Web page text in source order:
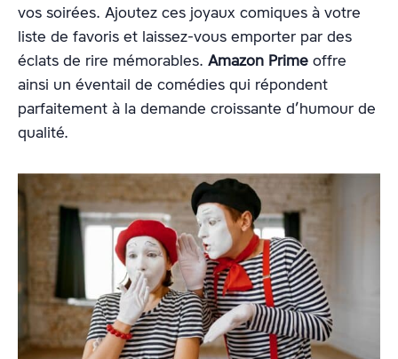
vos soirées. Ajoutez ces joyaux comiques à votre
liste de favoris et laissez-vous emporter par des
éclats de rire mémorables. Amazon Prime offre
ainsi un éventail de comédies qui répondent
parfaitement à la demande croissante d’humour de
qualité.